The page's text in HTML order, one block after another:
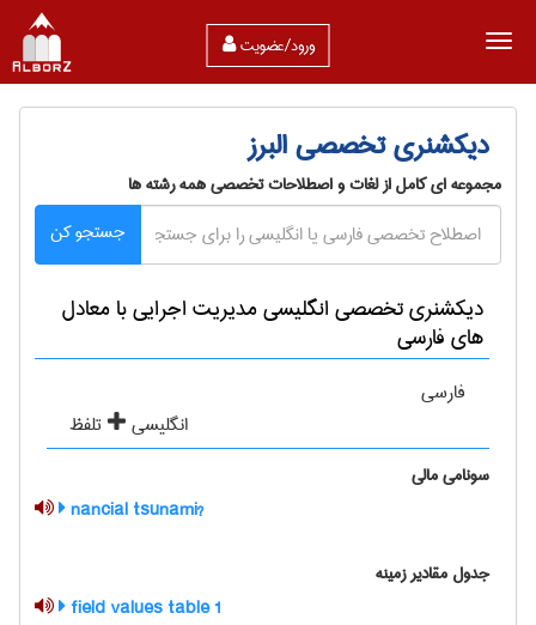
ورود/عضویت
دیکشنری تخصصی البرز
مجموعه ای کامل از لغات و اصطلاحات تخصصی همه رشته ها
جستجو کن
دیکشنری تخصصی انگلیسی مديريت اجرايی با معادل
های فارسی
فارسی
انگلیسی
تلفظ
سونامی مالی
?nancial tsunami
جدول مقادیر زمینه
1 field values table